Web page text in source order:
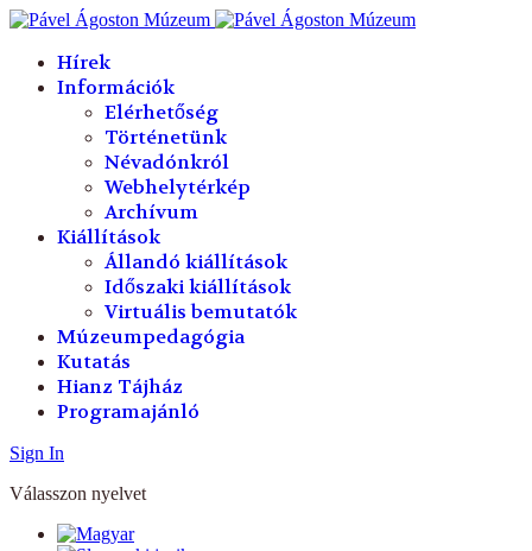
Hírek
Információk
Elérhetőség
Történetünk
Névadónkról
Webhelytérkép
Archívum
Kiállítások
Állandó kiállítások
Időszaki kiállítások
Virtuális bemutatók
Múzeumpedagógia
Kutatás
Hianz Tájház
Programajánló
Sign In
Válasszon nyelvet
év
hónap
év
hónap